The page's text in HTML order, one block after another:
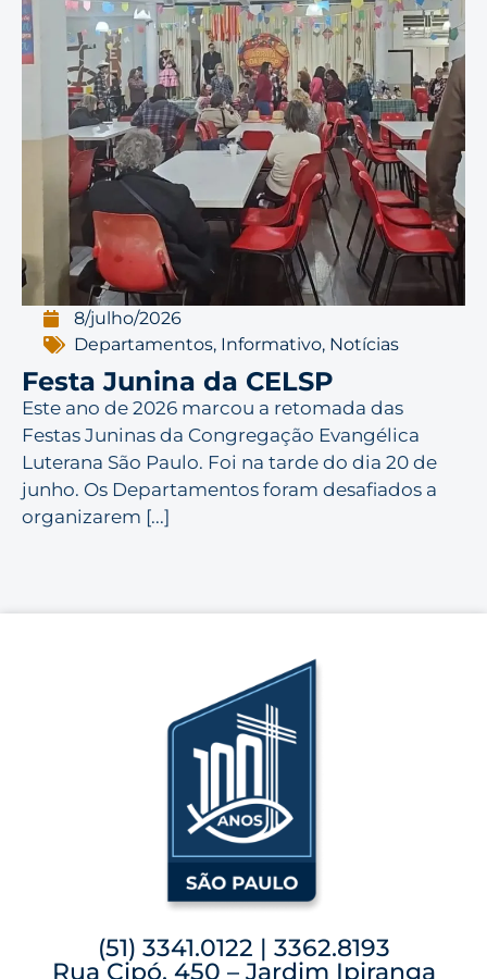
8/julho/2026
Departamentos, Informativo, Notícias
Festa Junina da CELSP
Este ano de 2026 marcou a retomada das
Festas Juninas da Congregação Evangélica
Luterana São Paulo. Foi na tarde do dia 20 de
junho. Os Departamentos foram desafiados a
organizarem [...]
(51) 3341.0122 | 3362.8193
Rua Cipó, 450 – Jardim Ipiranga